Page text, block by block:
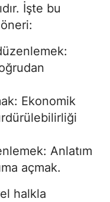
İşte bu
Ekonomik
Anlatım
açmak.
halkla